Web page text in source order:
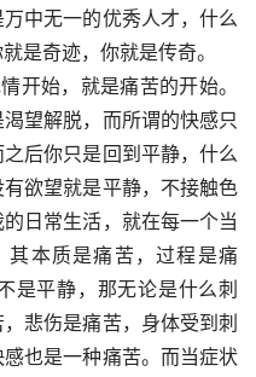
中无一的优秀人才，什么
是奇迹，你就是传奇。
开始，就是痛苦的开始。
望解脱，而所谓的快感只
后你只是回到平静，什么
欲望就是平静，不接触色
日常生活，就在每一个当
其本质是痛苦，过程是痛
是平静，那无论是什么刺
悲伤是痛苦，身体受到刺
也是一种痛苦。而当症状